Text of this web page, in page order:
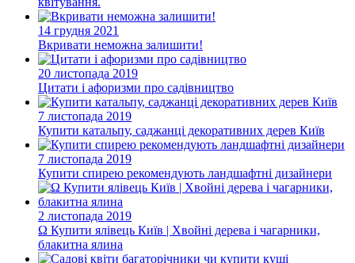
14 грудня 2021
Вкривати неможна залишити!
20 листопада 2019
Цитати і афоризми про садівництво
7 листопада 2019
Купити катальпу, саджанці декоративних дерев Київ
7 листопада 2019
Купити спирею рекомендують ландшафтні дизайнери
2 листопада 2019
Ω Купити ялівець Київ | Хвойні дерева і чагарники,
блакитна ялина